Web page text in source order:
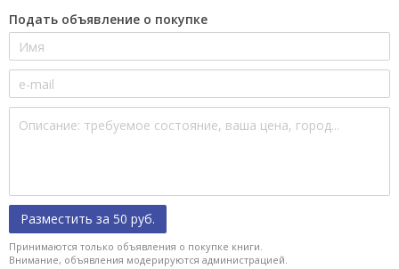
Подать объявление о покупке
Разместить за 50 руб.
Принимаются только объявления о покупке книги.
Внимание, объявления модерируются администрацией.